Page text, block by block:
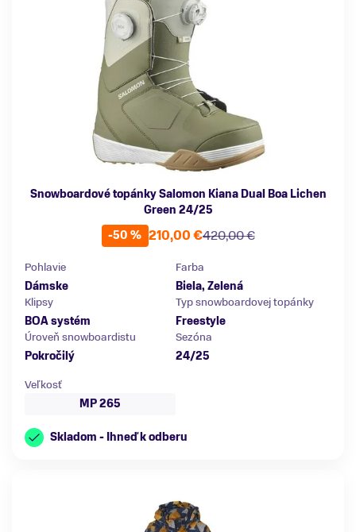
Snowboardové topánky Salomon Kiana Dual Boa Lichen
Green 24/25
-50 %
420,00 €
210,00 €
Pohlavie
Dámske
Farba
Biela, Zelená
Klipsy
BOA systém
Typ snowboardovej topánky
Freestyle
Úroveň snowboardistu
Pokročilý
Sezóna
24/25
Veľkosť
MP 265
Skladom - Ihneď k odberu